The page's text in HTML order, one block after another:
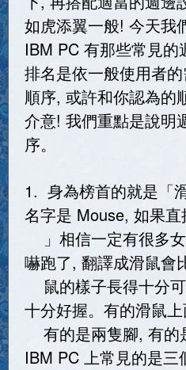
如虎添翼一般! 今天我
IBM PC 有那些常見的
排名是依一般使用者
順序, 或許和你認為的
介意! 我們重點是說明
序。
1. 身為榜首的就是「
名字是 Mouse, 如果
」相信一定有很多
嚇跑了, 翻譯成滑鼠會
鼠的樣子長得十分
十分好握。有的滑鼠
有的是兩隻腳, 有的
IBM PC 上常見的是三